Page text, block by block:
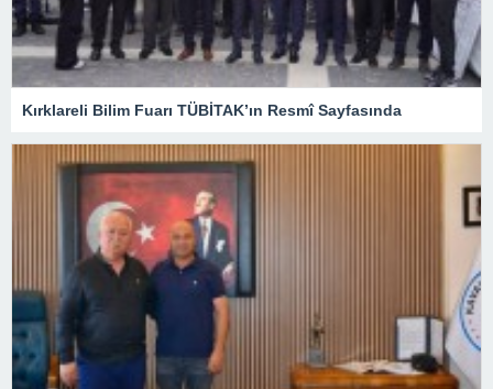
Kırklareli Bilim Fuarı TÜBİTAK’ın Resmî Sayfasında